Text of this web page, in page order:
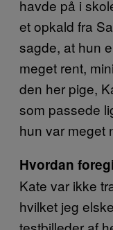
havde på i
et opkald fra
sagde, at hun
meget rent,
den her pige,
som passede
hun var meget
Hvordan
Kate var ikke
hvilket jeg